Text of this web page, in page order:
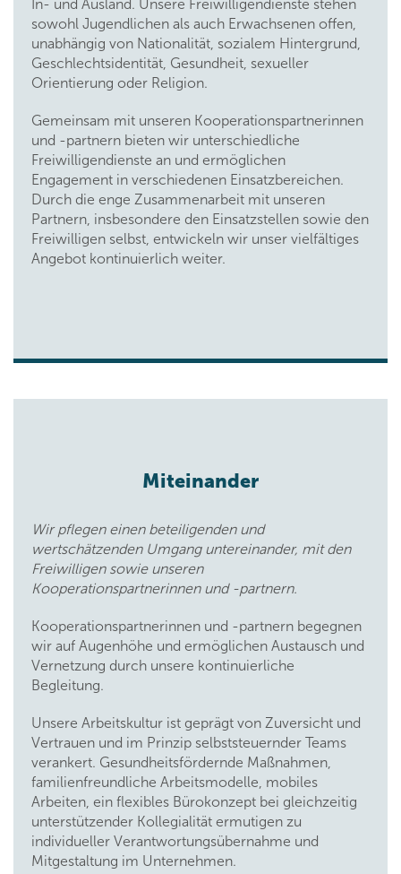
In- und Ausland. Unsere Freiwilligendienste stehen
sowohl Jugendlichen als auch Erwachsenen offen,
unabhängig von Nationalität, sozialem Hintergrund,
Geschlechtsidentität, Gesundheit, sexueller
Orientierung oder Religion.
Gemeinsam mit unseren Kooperationspartnerinnen
und -partnern bieten wir unterschiedliche
Freiwilligendienste an und ermöglichen
Engagement in verschiedenen Einsatzbereichen.
Durch die enge Zusammenarbeit mit unseren
Partnern, insbesondere den Einsatzstellen sowie den
Freiwilligen selbst, entwickeln wir unser vielfältiges
Angebot kontinuierlich weiter.
Miteinander
Wir pflegen einen beteiligenden und
wertschätzenden Umgang untereinander, mit den
Freiwilligen sowie unseren
Kooperationspartnerinnen und -partnern.
Kooperationspartnerinnen und -partnern begegnen
wir auf Augenhöhe und ermöglichen Austausch und
Vernetzung durch unsere kontinuierliche
Begleitung.
Unsere Arbeitskultur ist geprägt von Zuversicht und
Vertrauen und im Prinzip selbststeuernder Teams
verankert. Gesundheitsfördernde Maßnahmen,
familienfreundliche Arbeitsmodelle, mobiles
Arbeiten, ein flexibles Bürokonzept bei gleichzeitig
unterstützender Kollegialität ermutigen zu
individueller Verantwortungsübernahme und
Mitgestaltung im Unternehmen.